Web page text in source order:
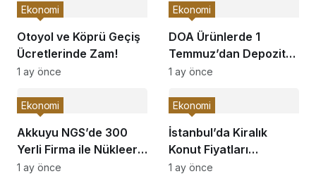
Otoyol ve Köprü Geçiş
Ücretlerinde Zam!
Ekonomi
1 ay önce
DOA Ürünlerde 1
Temmuz’dan Depozito
İadesi Başlıyor!
Ekonomi
1 ay önce
Akkuyu NGS’de 300
Yerli Firma ile Nükleer
Atılım!
Ekonomi
1 ay önce
İstanbul’da Kiralık
Konut Fiyatları
Yükseliyor!
Ekonomi
1 ay önce